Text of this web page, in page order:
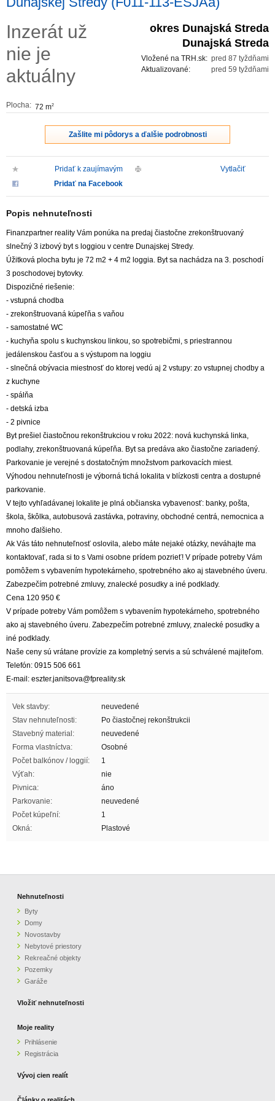
REKLAMA
PARTNERI
OBCHODNÉ PODMIENKY
PRIPOMIENKY
Inzerát už
nie je
aktuálny
Plocha: 72 m2
okres Dunajská Streda
Dunajská Streda
pred 87 tyždňami
Vložené na TRH.sk:
pred 59 tyždňami
Aktualizované:
Zašlite mi pôdorys a ďalšie podrobnosti
Pridať k zaujímavým
Vytlačiť
Pridať na Facebook
Popis nehnuteľnosti
Finanzpartner reality Vám ponúka na predaj čiastočne zrekonštruovaný
slnečný 3 izbový byt s loggiou v centre Dunajskej Stredy.
Úžitková plocha bytu je 72 m2 + 4 m2 loggia. Byt sa nachádza na 3. poschodí
3 poschodovej bytovky.
Dispozičné riešenie:
- vstupná chodba
- zrekonštruovaná kúpeľňa s vaňou
- samostatné WC
- kuchyňa spolu s kuchynskou linkou, so spotrebičmi, s priestrannou
jedálenskou časťou a s výstupom na loggiu
- slnečná obývacia miestnosť do ktorej vedú aj 2 vstupy: zo vstupnej chodby a
z kuchyne
- spálňa
- detská izba
- 2 pivnice
Byt prešiel čiastočnou rekonštrukciou v roku 2022: nová kuchynská linka,
podlahy, zrekonštruovaná kúpeľňa. Byt sa predáva ako čiastočne zariadený.
Parkovanie je verejné s dostatočným množstvom parkovacích miest.
Výhodou nehnuteľnosti je výborná tichá lokalita v blízkosti centra a dostupné
parkovanie.
V tejto vyhľadávanej lokalite je plná občianska vybavenosť: banky, pošta,
škola, škôlka, autobusová zastávka, potraviny, obchodné centrá, nemocnica a
mnoho ďalšieho.
Ak Vás táto nehnuteľnosť oslovila, alebo máte nejaké otázky, neváhajte ma
kontaktovať, rada si to s Vami osobne prídem pozrieť! V prípade potreby Vám
pomôžem s vybavením hypotekárneho, spotrebného ako aj stavebného úveru.
Zabezpečím potrebné zmluvy, znalecké posudky a iné podklady.
Cena 120 950 €
V prípade potreby Vám pomôžem s vybavením hypotekárneho, spotrebného
ako aj stavebného úveru. Zabezpečím potrebné zmluvy, znalecké posudky a
iné podklady.
Naše ceny sú vrátane provízie za kompletný servis a sú schválené majiteľom.
Telefón: 0915 506 661
E-mail: eszter.janitsova@fpreality.sk
Vek stavby:
neuvedené
Stav nehnuteľnosti:
Po čiastočnej rekonštrukcii
Stavebný material:
neuvedené
Forma vlastníctva:
Osobné
Počet balkónov / loggií:
1
Výťah:
nie
Pivnica:
áno
Parkovanie:
neuvedené
Počet kúpeľní:
1
Okná:
Plastové
Nehnuteľnosti
Byty
Domy
Novostavby
Nebytové priestory
Rekreačné objekty
Pozemky
Garáže
Vložiť nehnuteľnosti
Moje reality
Prihlásenie
Registrácia
Vývoj cien realít